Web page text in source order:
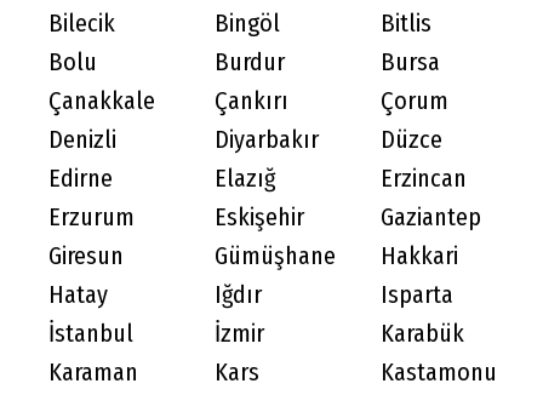
Bilecik
Bingöl
Bitlis
Bolu
Burdur
Bursa
Çanakkale
Çankırı
Çorum
Denizli
Diyarbakır
Düzce
Edirne
Elazığ
Erzincan
Erzurum
Eskişehir
Gaziantep
Giresun
Gümüşhane
Hakkari
Hatay
Iğdır
Isparta
İstanbul
İzmir
Karabük
Karaman
Kars
Kastamonu